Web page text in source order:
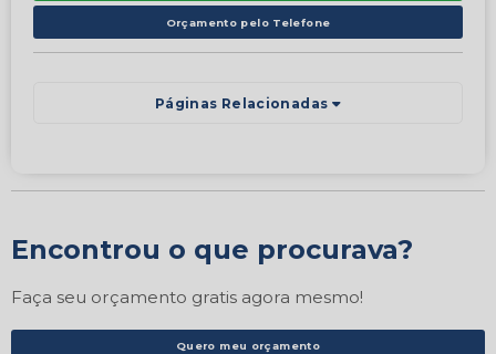
Orçamento pelo Telefone
Páginas Relacionadas
Encontrou o que procurava?
Faça seu orçamento gratis agora mesmo!
Quero meu orçamento